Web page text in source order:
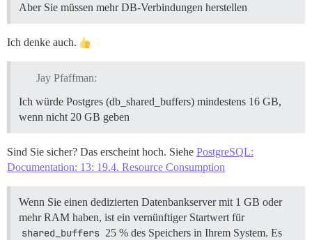
Aber Sie müssen mehr DB-Verbindungen herstellen
Ich denke auch.
Jay Pfaffman:
Ich würde Postgres (db_shared_buffers) mindestens 16 GB,
wenn nicht 20 GB geben
Sind Sie sicher? Das erscheint hoch. Siehe PostgreSQL:
Documentation: 13: 19.4. Resource Consumption
Wenn Sie einen dedizierten Datenbankserver mit 1 GB oder
mehr RAM haben, ist ein vernünftiger Startwert für
shared_buffers 25 % des Speichers in Ihrem System. Es